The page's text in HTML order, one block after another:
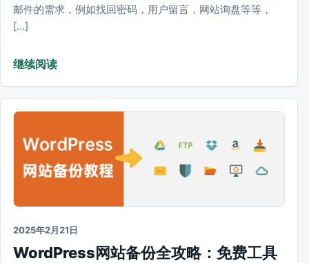
邮件的需求，例如找回密码，用户留言，网站询盘等等，
[…]
继续阅读
2025年2月21日
WordPress网站备份全攻略：免费工具